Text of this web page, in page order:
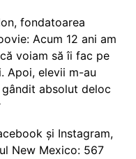
fondatoarea
Acum 12 ani am
voiam să îi fac pe
Apoi, elevii m-au
absolut deloc
și Instagram,
New Mexico: 567